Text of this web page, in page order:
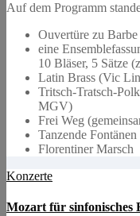
Auf dem Programm
Ouvertüre zu
eine
10 Bläser, 5 Sätze
Latin Brass (Vic
Tritsch-Tratsch-
MGV)
Frei Weg
Tanzende Fontänen
Florentiner Marsch
Konzerte
Mozart für sinfonisches